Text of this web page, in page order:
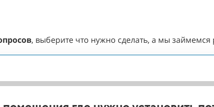
, выберите что нужно сделать, а мы займемся